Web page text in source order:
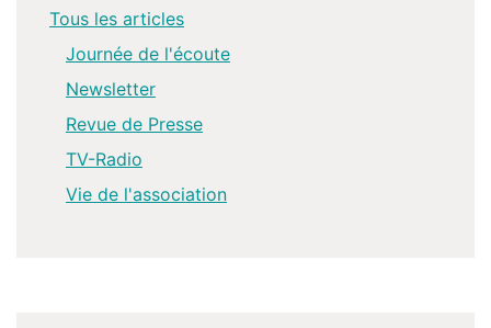
Tous les articles
Journée de l'écoute
Newsletter
Revue de Presse
TV-Radio
Vie de l'association